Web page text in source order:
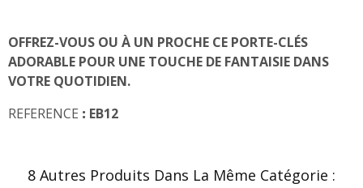
OFFREZ-VOUS OU À UN PROCHE CE PORTE-CLÉS
ADORABLE POUR UNE TOUCHE DE FANTAISIE DANS
VOTRE QUOTIDIEN.
REFERENCE : EB12
8 Autres Produits Dans La Même Catégorie :